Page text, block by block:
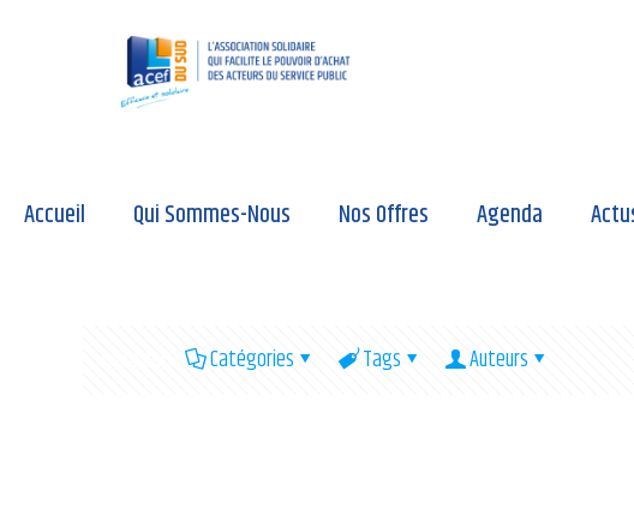
Accueil Qui Sommes-Nous Nos Offres Agenda
Catégories Tags Auteurs